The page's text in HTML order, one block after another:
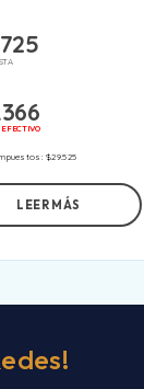
$29.525
LEER MÁS